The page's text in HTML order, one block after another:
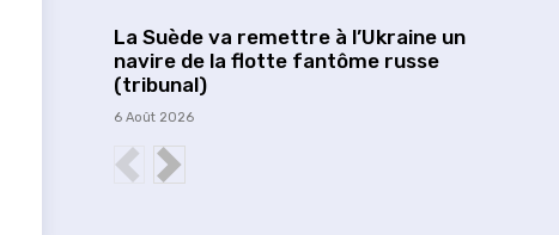
La Suède va remettre à l’Ukraine un
navire de la flotte fantôme russe
(tribunal)
6 Août 2026